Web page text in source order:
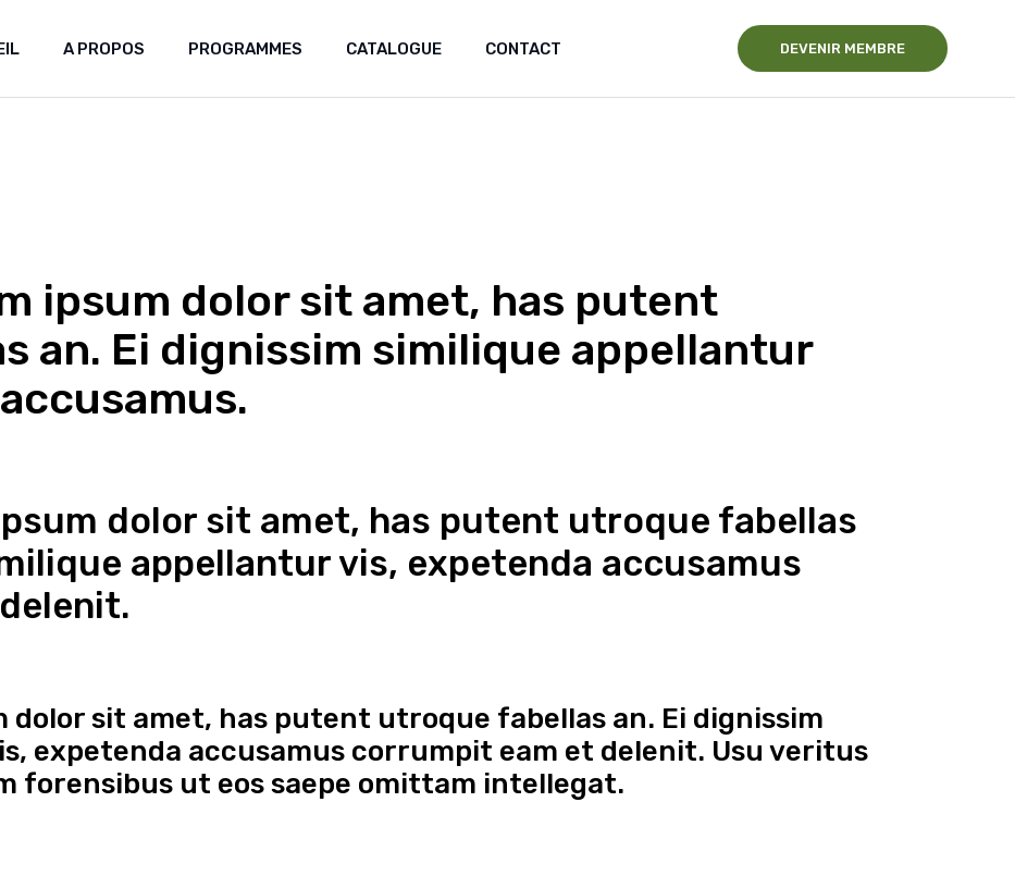
A PROPOS PROGRAMMES CATALOGUE CONTACT DEVENIR MEMBRE
ipsum dolor sit amet, has putent
an. Ei dignissim similique appellantur
dolor sit amet, has putent utroque fabellas
appellantur vis, expetenda accusamus
dolor sit amet, has putent utroque fabellas an. Ei dignissim
expetenda accusamus corrumpit eam et delenit. Usu veritus
forensibus ut eos saepe omittam intellegat.